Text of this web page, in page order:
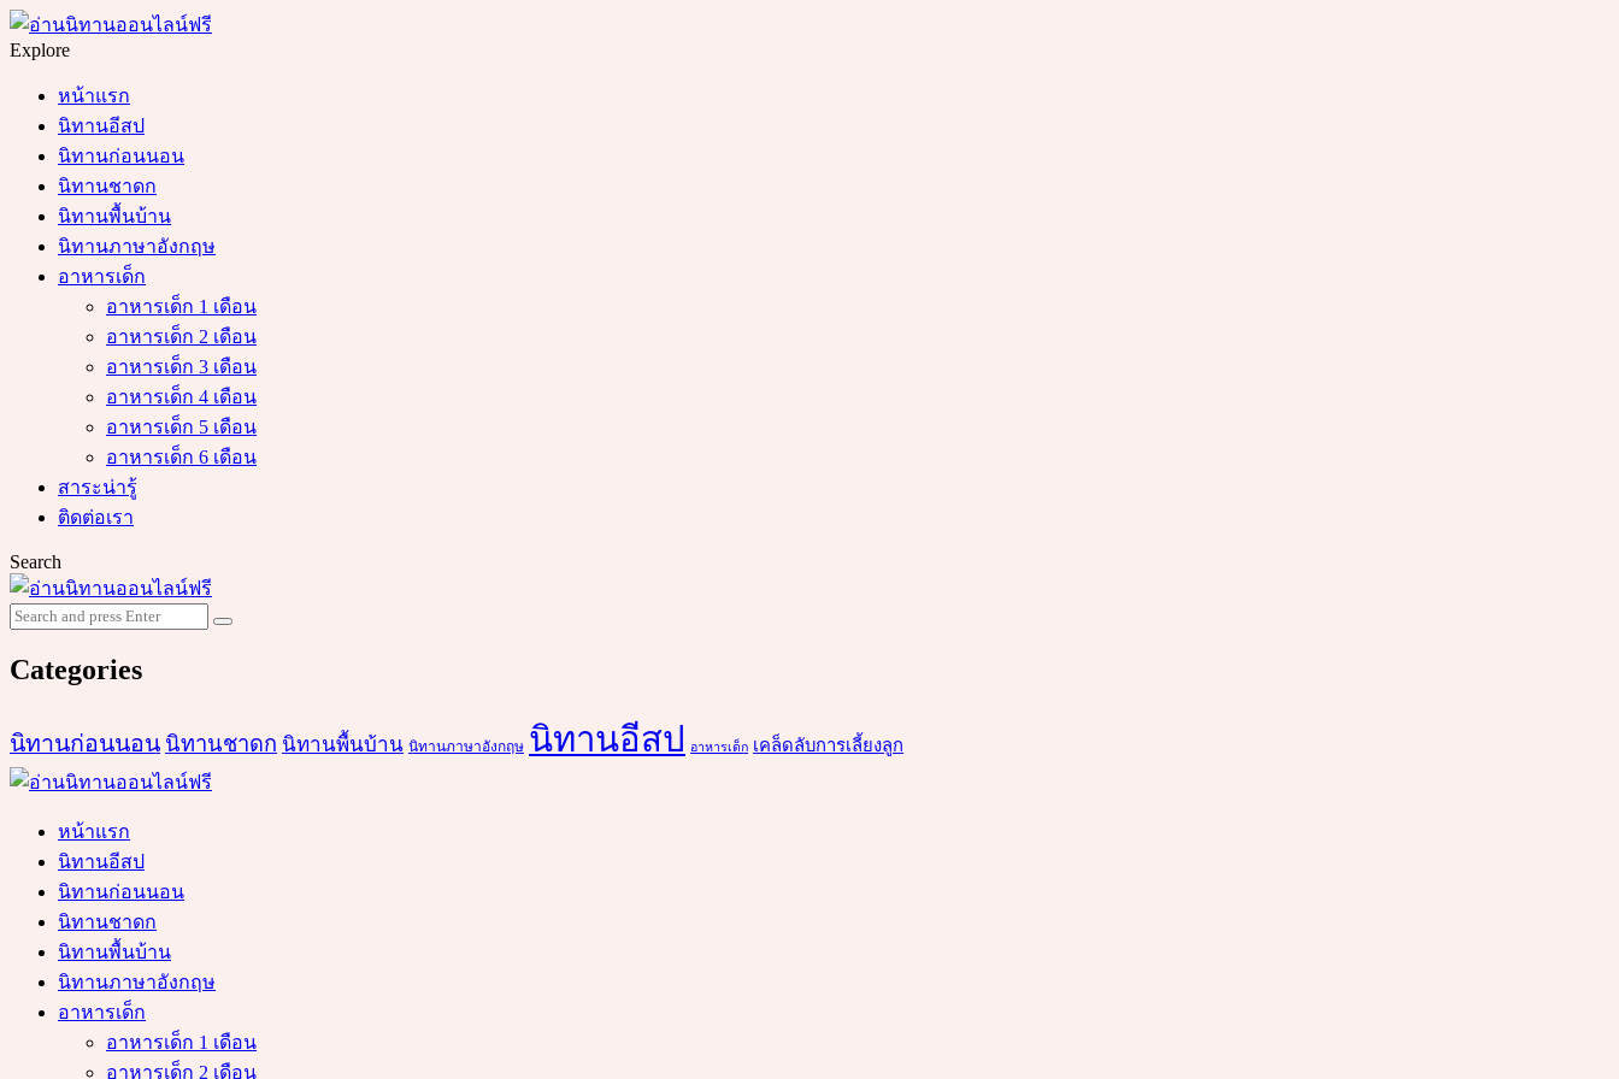
Menu
Search
Explore
หน้าแรก
นิทานอีสป
นิทานก่อนนอน
นิทานชาดก
นิทานพื้นบ้าน
นิทานภาษาอังกฤษ
อาหารเด็ก
อาหารเด็ก 1 เดือน
อาหารเด็ก 2 เดือน
อาหารเด็ก 3 เดือน
อาหารเด็ก 4 เดือน
อาหารเด็ก 5 เดือน
อาหารเด็ก 6 เดือน
สาระน่ารู้
ติดต่อเรา
Search
Search
for:
Search
Categories
นิทานก่อนนอน นิทานชาดก นิทานพื้นบ้าน นิทานภาษาอังกฤษ นิทานอีสป อาหารเด็ก เคล็ดลับการเลี้ยงลูก
หน้าแรก
นิทานอีสป
นิทานก่อนนอน
นิทานชาดก
นิทานพื้นบ้าน
นิทานภาษาอังกฤษ
อาหารเด็ก
อาหารเด็ก 1 เดือน
อาหารเด็ก 2 เดือน